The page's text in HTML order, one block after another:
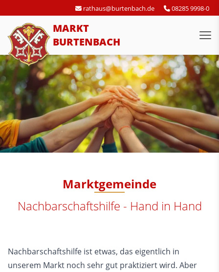
rathaus@burtenbach.de 08285 9998-0
MARKT
BURTENBACH
Marktgemeinde
Nachbarschaftshilfe - Hand in Hand
Nachbarschaftshilfe ist etwas, das eigentlich in
unserem Markt noch sehr gut praktiziert wird. Aber